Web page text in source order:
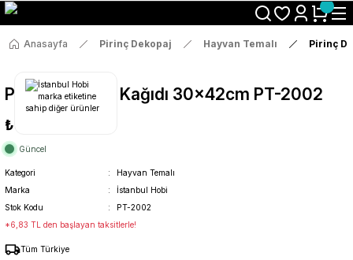
Size Özel "HG10" Koduyla Sepette Hemen %10 İndirimi Kaçırma
Anasayfa Pirinç Dekopaj Hayvan Temalı Pirinç
Pirinç Dekopaj Kağıdı 30x42cm PT-2002
₺36
Güncel
Kategori
Hayvan Temalı
Marka
İstanbul Hobi
Stok Kodu
PT-2002
*6,83 TL den başlayan taksitlerle!
Tüm Türkiye